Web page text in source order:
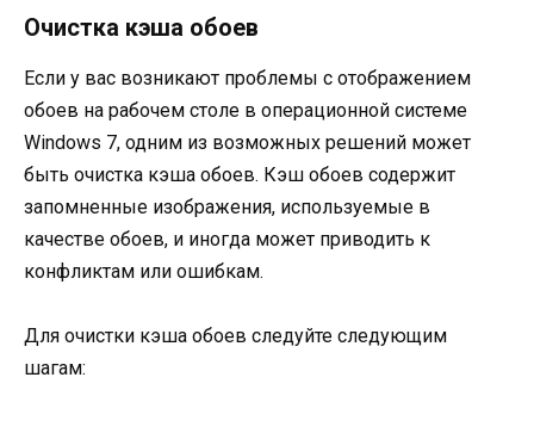
Очистка кэша обоев
Если у вас возникают проблемы с отображением
обоев на рабочем столе в операционной системе
Windows 7, одним из возможных решений может
быть очистка кэша обоев. Кэш обоев содержит
запомненные изображения, используемые в
качестве обоев, и иногда может приводить к
конфликтам или ошибкам.
Для очистки кэша обоев следуйте следующим
шагам: